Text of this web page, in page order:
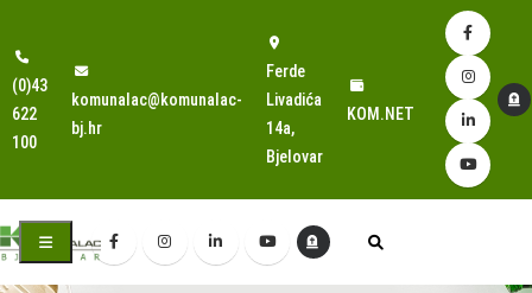
(0)43
622
100
komunalac@komunalac-
bj.hr
Ferde
Livadića
14a,
Bjelovar
KOM.NET